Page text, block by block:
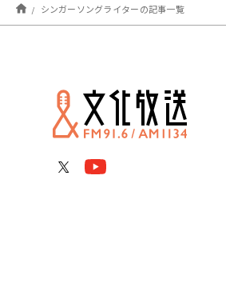
シンガーソングライターの記事一覧